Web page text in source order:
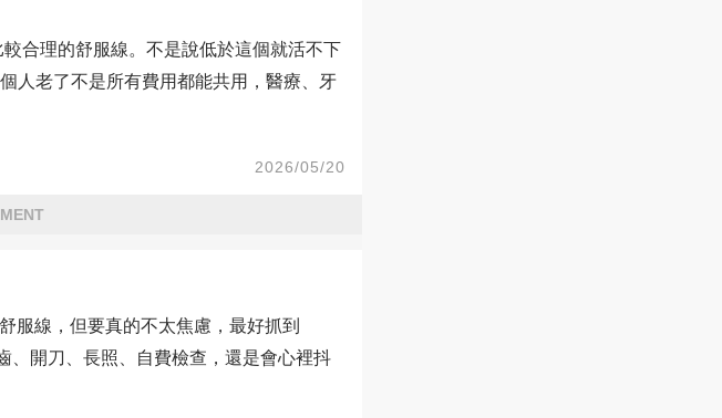
合理的舒服線。不是說低於這個就活不下
人老了不是所有費用都能共用，醫療、牙
2026/05/20
服線，但要真的不太焦慮，最好抓到
、開刀、長照、自費檢查，還是會心裡抖